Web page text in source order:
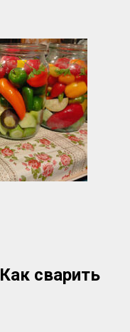
Как сварить